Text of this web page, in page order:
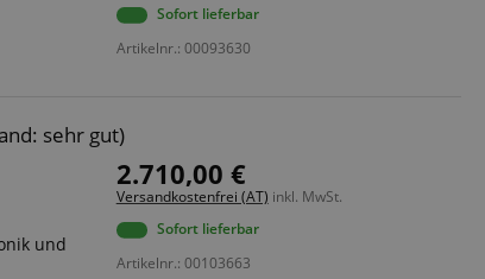
Sofort lieferbar
Artikelnr.: 00093630
sehr gut)
und
2.710,00 €
Versandkostenfrei (AT) inkl. MwSt.
Sofort lieferbar
Artikelnr.: 00103663